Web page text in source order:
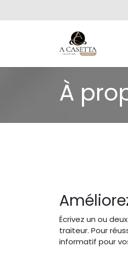
À
Écrivez un ou
traiteur. Pour
informatif pour